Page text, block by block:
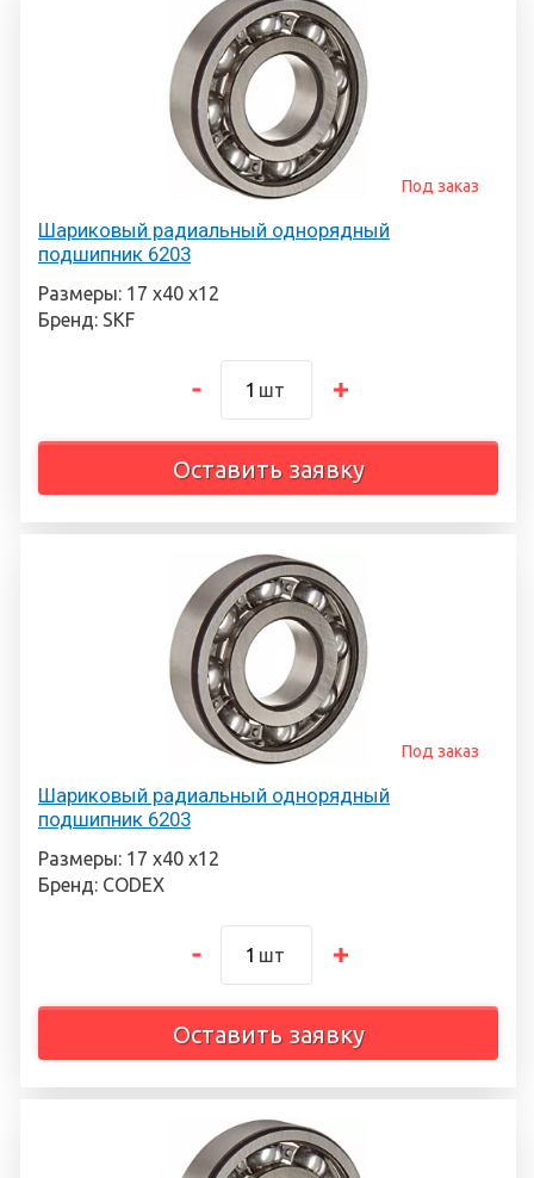
Шариковый радиальный однорядный
подшипник 6203
Под заказ
Размеры: 17 х40 х12
Бренд: SKF
шт
Оставить заявку
Шариковый радиальный однорядный
подшипник 6203
Под заказ
Размеры: 17 х40 х12
Бренд: CODEX
шт
Оставить заявку